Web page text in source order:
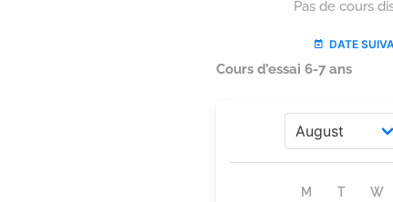
Cours d’essai 6-7 ans